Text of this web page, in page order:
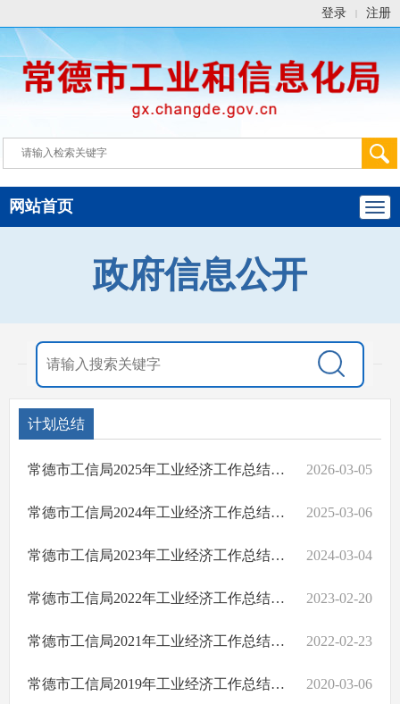
登录 | 注册
网站首页
政府信息公开
计划总结
常德市工信局2025年工业经济工作总结及2026年工业经济工作思路 2026-03-05
常德市工信局2024年工业经济工作总结及2025年工业经济工作思路 2025-03-06
常德市工信局2023年工业经济工作总结及2024年工业经济工作思路 2024-03-04
常德市工信局2022年工业经济工作总结及2023年工业经济工作思路 2023-02-20
常德市工信局2021年工业经济工作总结及2022年工业经济工作思路 2022-02-23
常德市工信局2019年工业经济工作总结及2020年工业经济工作思路 2020-03-06